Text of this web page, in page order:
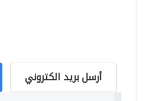
أرسل بريد الكتروني